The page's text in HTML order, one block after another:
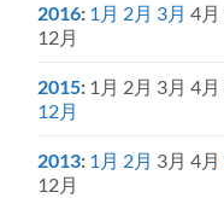
2016: 1月 2月 3月 4月
12月
2015: 1月 2月 3月 4月
12月
2013: 1月 2月 3月 4月
12月